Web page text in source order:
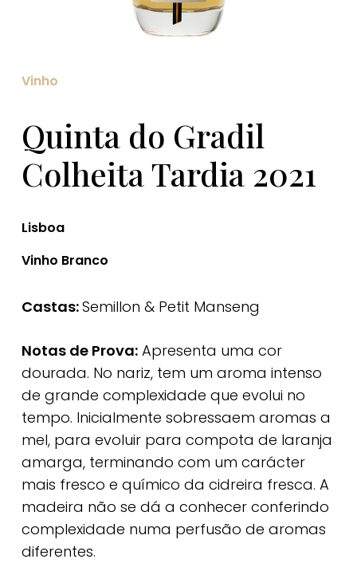
Vinho
Quinta do Gradil
Colheita Tardia 2021
Lisboa
Vinho Branco
Castas:Semillon & Petit Manseng
Notas de Prova:Apresenta uma cor
dourada. No nariz, tem um aroma intenso
de grande complexidade que evolui no
tempo. Inicialmente sobressaem aromas a
mel, para evoluir para compota de laranja
amarga, terminando com um carácter
mais fresco e químico da cidreira fresca. A
madeira não se dá a conhecer conferindo
complexidade numa perfusão de aromas
diferentes.